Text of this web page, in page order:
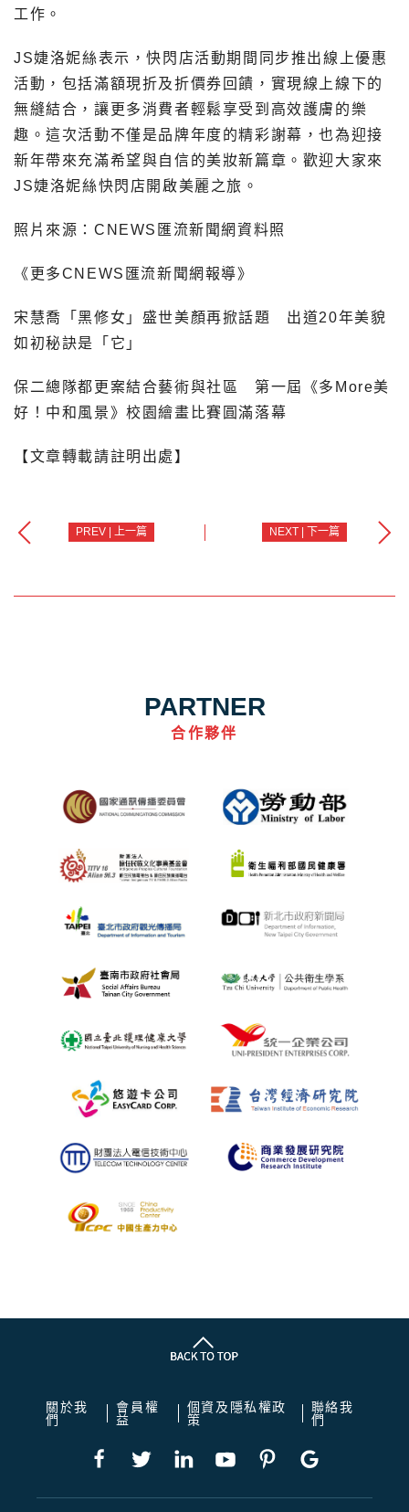
工作。
JS婕洛妮絲表示，快閃店活動期間同步推出線上優惠
活動，包括滿額現折及折價券回饋，實現線上線下的
無縫結合，讓更多消費者輕鬆享受到高效護膚的樂
趣。這次活動不僅是品牌年度的精彩謝幕，也為迎接
新年帶來充滿希望與自信的美妝新篇章。歡迎大家來
JS婕洛妮絲快閃店開啟美麗之旅。
照片來源：CNEWS匯流新聞網資料照
《更多CNEWS匯流新聞網報導》
宋慧喬「黑修女」盛世美顏再掀話題 出道20年美貌
如初秘訣是「它」
保二總隊都更案結合藝術與社區 第一屆《多More美
好！中和風景》校園繪畫比賽圓滿落幕
【文章轉載請註明出處】
PREV | 上一篇 NEXT | 下一篇
PARTNER
合作夥伴
關於我
們
會員權
益
個資及隱私權政
策
聯絡我
們